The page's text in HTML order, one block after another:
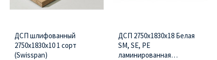
ДСП шлифованный
2750х1830х10 1 сорт
(Swisspan)
ДСП 2750х1830х18 Белая
SM, SE, PE
ламинированная